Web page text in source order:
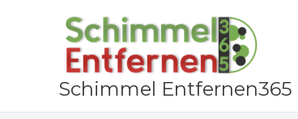
Schimmel Entfernen365